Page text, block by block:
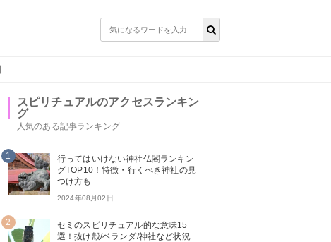
スピリチュアルのアクセスランキン
グ
人気のある記事ランキング
1
行ってはいけない神社仏閣ランキン
グTOP10！特徴・行くべき神社の見
つけ方も
2024年08月02日
2
セミのスピリチュアル的な意味15
選！抜け殻/ベランダ/神社など状況